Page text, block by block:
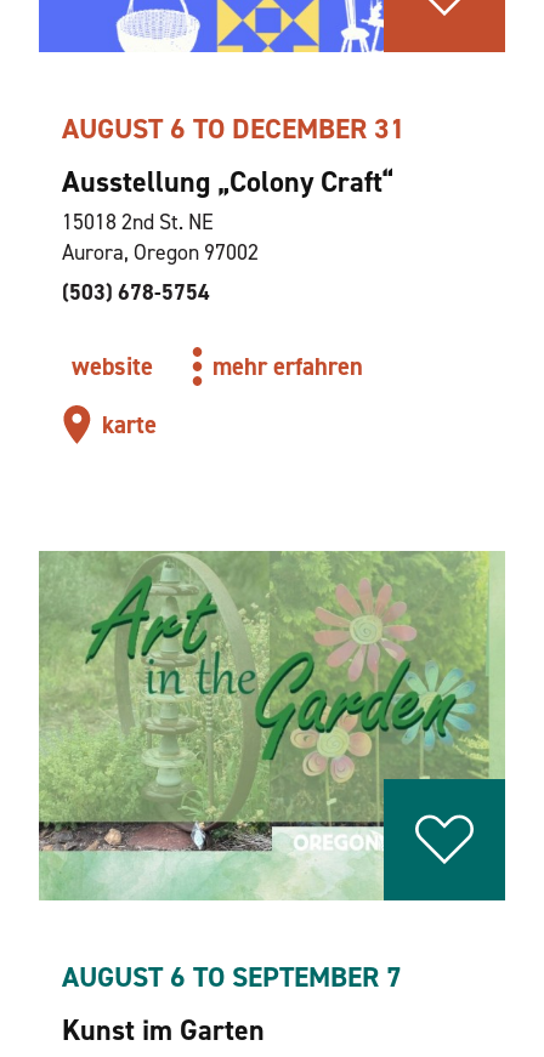
AUGUST 6 TO DECEMBER 31
Ausstellung „Colony Craft“
15018 2nd St. NE
Aurora, Oregon 97002
(503) 678-5754
website
mehr erfahren
karte
AUGUST 6 TO SEPTEMBER 7
Kunst im Garten